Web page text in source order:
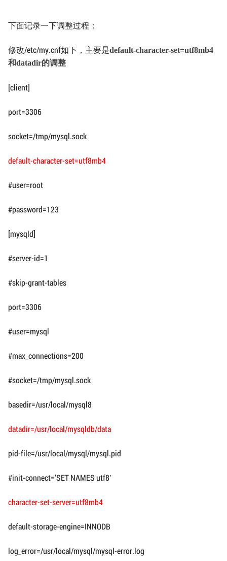
下面记录一下调整过程：
修改/etc/my.cnf如下，主要是default-character-set=utf8mb4
和datadir的调整
[client]
port=3306
socket=/tmp/mysql.sock
default-character-set=utf8mb4
#user=root
#password=123
[mysqld]
#server-id=1
#skip-grant-tables
port=3306
#user=mysql
#max_connections=200
#socket=/tmp/mysql.sock
basedir=/usr/local/mysql8
datadir=/usr/local/mysqldb/data
pid-file=/usr/local/mysql/mysql.pid
#init-connect=’SET NAMES utf8′
character-set-server=utf8mb4
default-storage-engine=INNODB
log_error=/usr/local/mysql/mysql-error.log